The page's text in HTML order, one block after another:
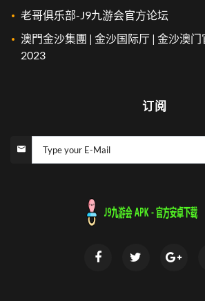
老哥俱乐部-J9九游会官方论坛
澳門金沙集團 | 金沙国际厅 | 金沙澳
2023
订阅
Type your E-Mail